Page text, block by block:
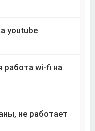
youtube
работа wi-fi на
не работает